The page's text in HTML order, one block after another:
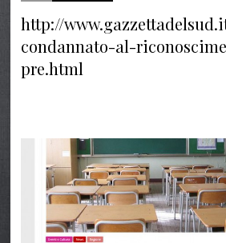
http://
condannato-al-
pre.html